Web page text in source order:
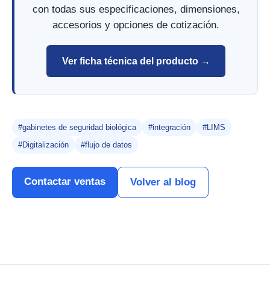
con todas sus especificaciones, dimensiones,
accesorios y opciones de cotización.
Ver ficha técnica del producto →
#gabinetes de seguridad biológica #integración
#LIMS
#Digitalización
#flujo de datos
Contactar ventas Volver al blog